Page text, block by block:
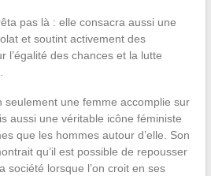
pas là : elle consacra aussi une
et soutint activement des
des chances et la lutte
seulement une femme accomplie sur
aussi une véritable icône féministe
que les hommes autour d’elle. Son
qu’il est possible de repousser
société lorsque l’on croit en ses